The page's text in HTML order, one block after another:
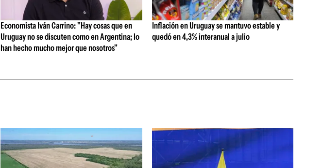
Economista Iván Carrino: "Hay cosas que en
Uruguay no se discuten como en Argentina; lo
han hecho mucho mejor que nosotros"
Inflación en Uruguay se mantuvo estable y
quedó en 4,3% interanual a julio